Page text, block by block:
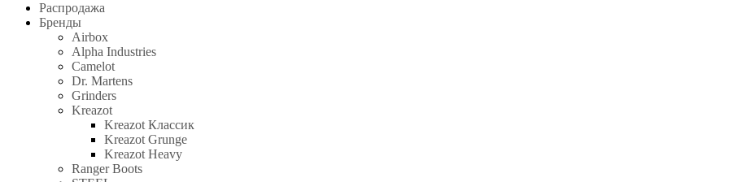
Распродажа
Бренды
Airbox
Alpha Industries
Camelot
Dr. Martens
Grinders
Kreazot
Kreazot Классик
Kreazot Grunge
Kreazot Heavy
Ranger Boots